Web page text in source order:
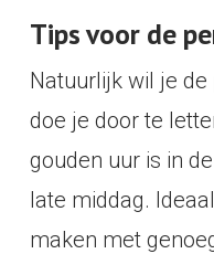
Tips voor de
Natuurlijk wil je
doe je door te
gouden uur is in
late middag.
maken met